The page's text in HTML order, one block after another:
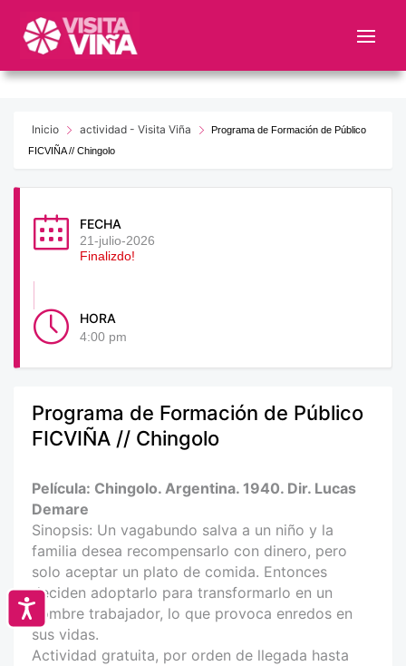
este
web
sistema
Accesibilidad
Inicio actividad - Visita Viña
Programa de Formación de Público
FICVIÑA // Chingolo
FECHA
21-julio-2026
Finalizdo!
HORA
4:00 pm
Programa de Formación de Público
FICVIÑA // Chingolo
Película: Chingolo. Argentina. 1940. Dir. Lucas
Demare
Sinopsis: Un vagabundo salva a un niño y la
familia desea recompensarlo con dinero, pero
solo aceptar un plato de comida. Entonces
deciden adoptarlo para transformarlo en un
hombre trabajador, lo que provoca enredos en
sus vidas.
Actividad gratuita, por orden de llegada hasta